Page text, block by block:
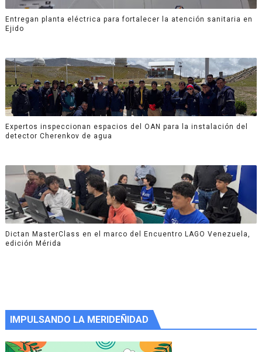
Entregan planta eléctrica para fortalecer la atención sanitaria en
Ejido
Expertos inspeccionan espacios del OAN para la instalación del
detector Cherenkov de agua
Dictan MasterClass en el marco del Encuentro LAGO Venezuela,
edición Mérida
IMPULSANDO LA MERIDEÑIDAD